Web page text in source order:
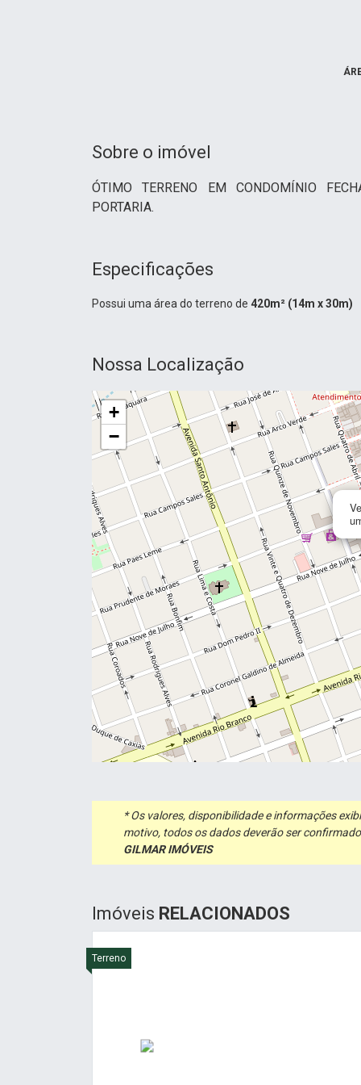
Sobre o imóvel
ÓTIMO TERRENO EM CONDOMÍNIO
PORTARIA.
Especificações
Possui uma área do terreno de 420m² (14m x 30m)
Nossa Localização
+
−
* Os valores, disponibilidade e informações
motivo, todos os dados deverão ser
GILMAR IMÓVEIS
Imóveis RELACIONADOS
Terreno